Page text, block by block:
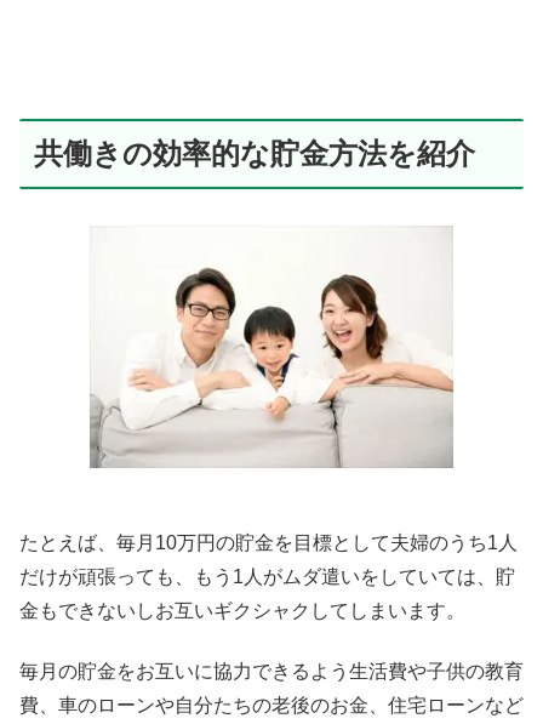
共働きの効率的な貯金方法を紹介
たとえば、毎月10万円の貯金を目標として夫婦のうち1人
だけが頑張っても、もう1人がムダ遣いをしていては、貯
金もできないしお互いギクシャクしてしまいます。
毎月の貯金をお互いに協力できるよう生活費や子供の教育
費、車のローンや自分たちの老後のお金、住宅ローンなど